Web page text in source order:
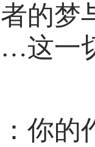
的梦
这一
的